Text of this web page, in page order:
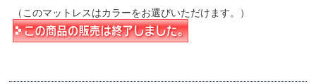
（このマットレスはカラーをお選びいただけます。）